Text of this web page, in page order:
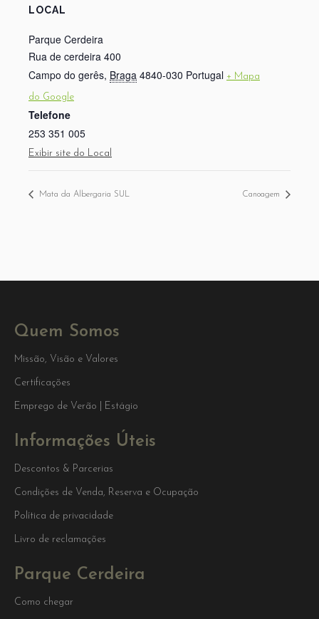
LOCAL
Parque Cerdeira
Rua de cerdeira 400
Campo do gerês, Braga 4840-030 Portugal + Mapa
do Google
Telefone
253 351 005
Exibir site do Local
Mata da Albergaria SUL Canoagem
Quem Somos
Missão, Visão e Valores
Certificações
Emprego de Verão | Estágio
Informações Úteis
Descontos & Parcerias
Condições de Venda, Reserva e Ocupação
Política de privacidade
Livro de reclamações
Parque Cerdeira
Como chegar